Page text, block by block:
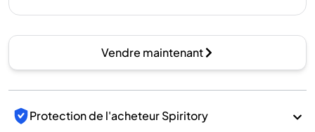
Vendre maintenant
Protection de l'acheteur Spiritory